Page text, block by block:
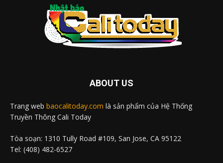
ABOUT US
Trang web baocalitoday.com là sản phẩm của Hệ Thống
Truyền Thông Cali Today
Tòa soạn: 1310 Tully Road #109, San Jose, CA 95122
Tel: (408) 482-6527